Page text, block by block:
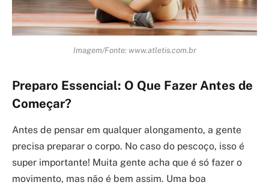
Imagem/Fonte: www.atletis.com.br
Preparo Essencial: O Que Fazer Antes de
Começar?
Antes de pensar em qualquer alongamento, a gente
precisa preparar o corpo. No caso do pescoço, isso é
super importante! Muita gente acha que é só fazer o
movimento, mas não é bem assim. Uma boa